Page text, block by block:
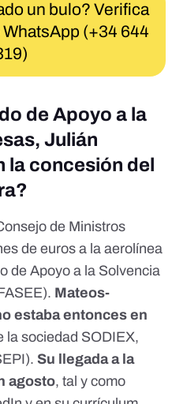
un bulo? Verifica
(+34 644
de Apoyo a la
Julián
la concesión del
de Ministros
de euros a la aerolínea
de Apoyo a la Solvencia
Mateos-
estaba entonces en
la sociedad SODIEX,
Su llegada a la
agosto, tal y como